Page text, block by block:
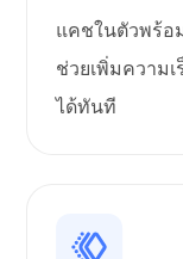
แคชในตัวพร้อม
ช่วยเพิ่มความ
ได้ทันที